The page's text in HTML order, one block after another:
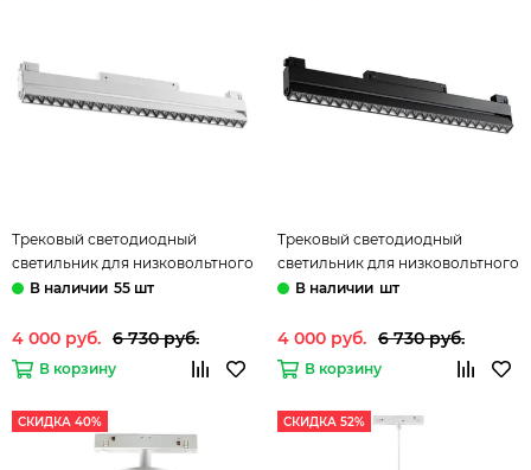
Трековый светодиодный
светильник для низковольтного
шинопровода 358544 белый
55 шт
4 000 руб. 6 730 руб.
В корзину
Трековый светодиодный
светильник для низковольтного
шинопровода 358545 черный
шт
4 000 руб. 6 730 руб.
В корзину
СКИДКА 40% СКИДКА 52%